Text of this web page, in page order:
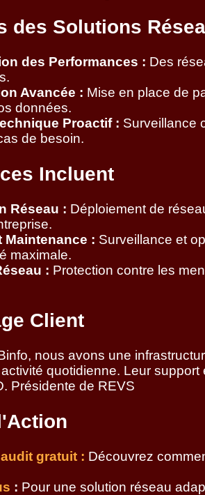
des Solutions
des Performances : Des
Avancée : Mise en place de
données.
Proactif : Surveillance
de besoin.
Incluent
Réseau : Déploiement de
Maintenance : Surveillance et
maximale.
: Protection contre les
Client
nous avons une
quotidienne. Leur
Présidente de REVS
gratuit : Découvrez
: Pour une solution réseau